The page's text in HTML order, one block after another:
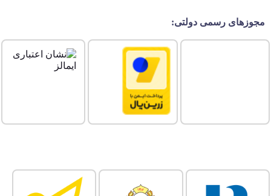
مجوزهای رسمی دولتی: